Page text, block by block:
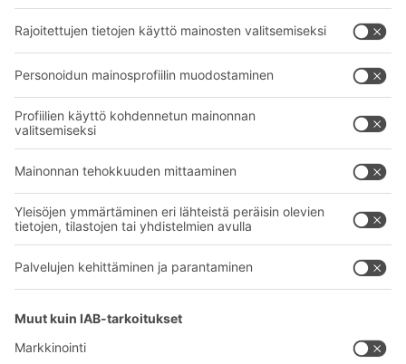
Laatikot ja säiliöt
Kuljetusjärjestelmät
Palvelumme
BITO PROJEKTIOPAS
Yritys
Tietoa meistä
Tehtaamme
YOUR LIFE.